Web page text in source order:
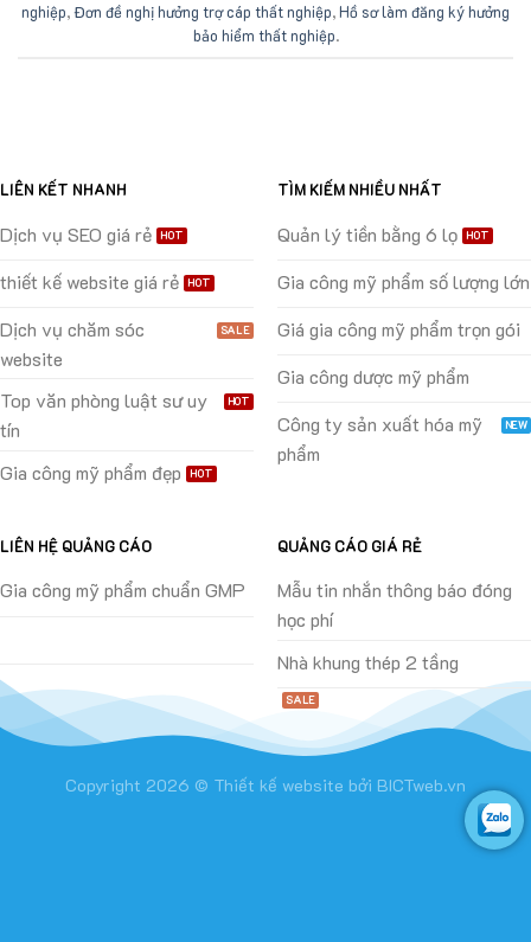
nghiệp,Đơn đề nghị hưởng trợ cáp thất nghiệp,Hồ sơ làm đăng ký hưởng
bảo hiểm thất nghiệp.
LIÊN KẾT NHANH
Dịch vụ SEO giá rẻ
thiết kế website giá rẻ
Dịch vụ chăm sóc
website
Top văn phòng luật sư uy
tín
Gia công mỹ phẩm đẹp
TÌM KIẾM NHIỀU NHẤT
Quản lý tiền bằng 6 lọ
Gia công mỹ phẩm số lượng lớn
Giá gia công mỹ phẩm trọn gói
Gia công dược mỹ phẩm
Công ty sản xuất hóa mỹ
phẩm
LIÊN HỆ QUẢNG CÁO
Gia công mỹ phẩm chuẩn GMP
QUẢNG CÁO GIÁ RẺ
Mẫu tin nhắn thông báo đóng
học phí
Nhà khung thép 2 tầng
Copyright 2026 © Thiết kế website bởi BICTweb.vn